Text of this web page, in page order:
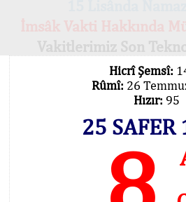
Hicrî Şemsî:
Rûmî: 26
Hızır: 95
25 SAFER